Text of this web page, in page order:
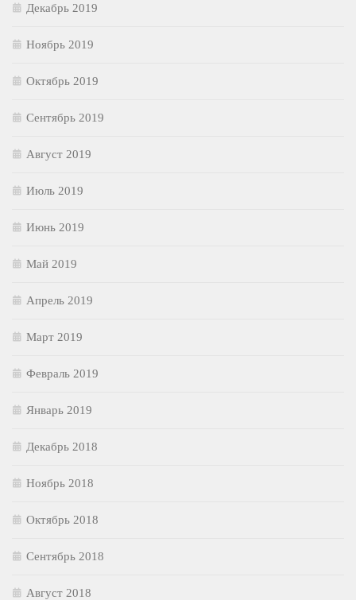
Декабрь 2019
Ноябрь 2019
Октябрь 2019
Сентябрь 2019
Август 2019
Июль 2019
Июнь 2019
Май 2019
Апрель 2019
Март 2019
Февраль 2019
Январь 2019
Декабрь 2018
Ноябрь 2018
Октябрь 2018
Сентябрь 2018
Август 2018